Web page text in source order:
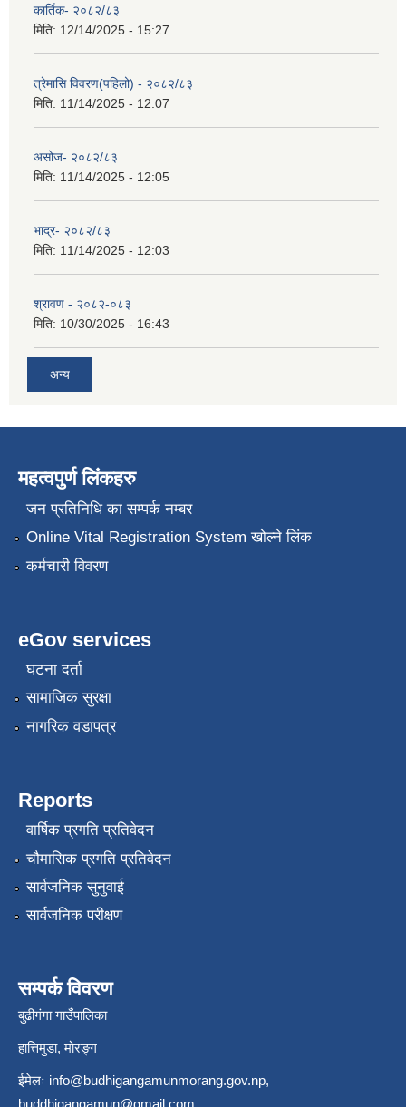
कार्तिक- २०८२/८३
मिति: 12/14/2025 - 15:27
त्रेमासि विवरण(पहिलो) - २०८२/८३
मिति: 11/14/2025 - 12:07
असोज- २०८२/८३
मिति: 11/14/2025 - 12:05
भाद्र- २०८२/८३
मिति: 11/14/2025 - 12:03
श्रावण - २०८२-०८३
मिति: 10/30/2025 - 16:43
अन्य
महत्वपुर्ण लिंकहरु
जन प्रतिनिधि का सम्पर्क नम्बर
Online Vital Registration System खोल्ने लिंक
कर्मचारी विवरण
eGov services
घटना दर्ता
सामाजिक सुरक्षा
नागरिक वडापत्र
Reports
वार्षिक प्रगति प्रतिवेदन
चौमासिक प्रगति प्रतिवेदन
सार्वजनिक सुनुवाई
सार्वजनिक परीक्षण
सम्पर्क विवरण
बुढीगंगा गाउँपालिका
हात्तिमुडा, मोरङ्ग
ईमेलः info@budhigangamunmorang.gov.np,